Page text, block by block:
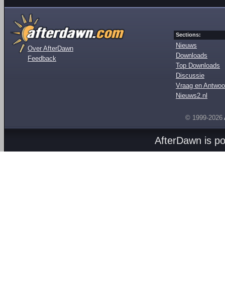
Over AfterDawn
Feedback
Sections:
Nieuws
Downloads
Top Downloads
Discussie
Vraag en
Nieuws2.nl
© 1999-2026
AfterDawn is